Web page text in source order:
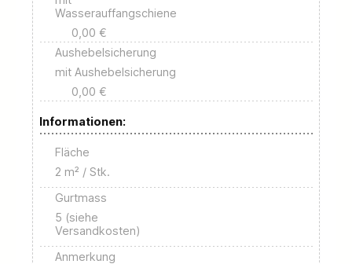
Wasserauffangschiene
0,00 €
Aushebelsicherung
mit Aushebelsicherung
0,00 €
Informationen:
Fläche
2 m² / Stk.
Gurtmass
5 (siehe
Versandkosten)
Anmerkung